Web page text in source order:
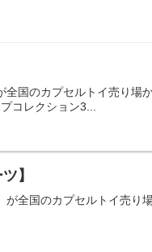
国のカプセルトイ売り場
コレクション3...
】
全国のカプセルトイ売り